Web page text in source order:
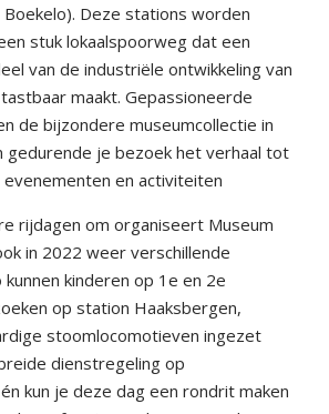
Deze stations worden
stuk lokaalspoorweg dat een
van de industriële ontwikkeling van
maakt. Gepassioneerde
de bijzondere museumcollectie in
gedurende je bezoek het verhaal tot
en activiteiten
rijdagen om organiseert Museum
in 2022 weer verschillende
kinderen op 1e en 2e
op station Haaksbergen,
stoomlocomotieven ingezet
dienstregeling op
kun je deze dag een rondrit maken